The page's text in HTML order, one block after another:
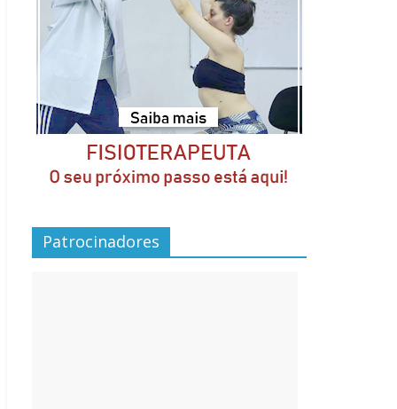
Patrocinadores